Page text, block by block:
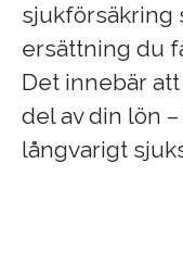
sjukförsäkring
ersättning du
Det innebär
del av din lön
långvarigt